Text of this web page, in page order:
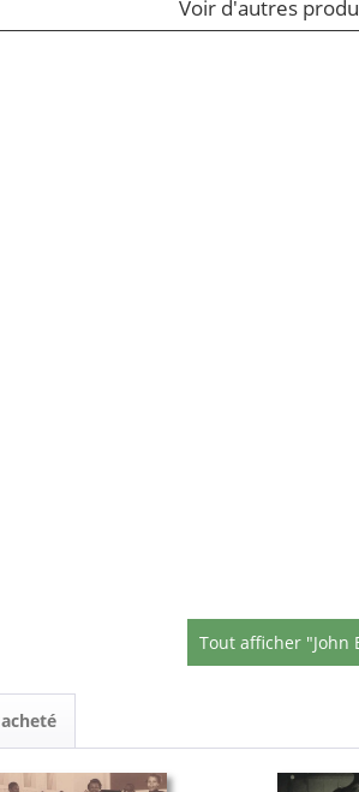
Voir d'autres
Tout afficher "John